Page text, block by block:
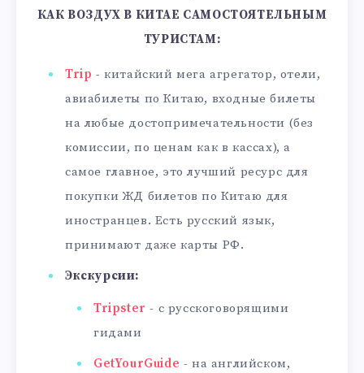
КАК ВОЗДУХ В КИТАЕ САМОСТОЯТЕЛЬНЫМ
ТУРИСТАМ:
Trip - китайский мега агрегатор, отели,
авиабилеты по Китаю, входные билеты
на любые достопримечательности (без
комиссии, по ценам как в кассах), а
самое главное, это лучший ресурс для
покупки ЖД билетов по Китаю для
иностранцев. Есть русский язык,
принимают даже карты РФ.
Экскурсии:
Tripster - с русскоговорящими
гидами
GetYourGuide - на английском,